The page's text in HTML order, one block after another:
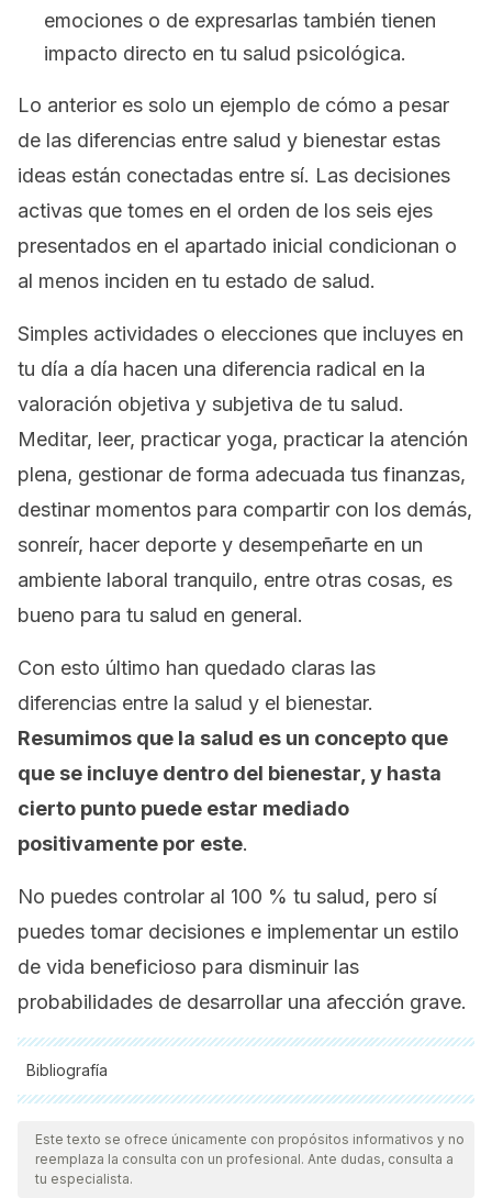
emociones o de expresarlas también tienen
impacto directo en tu salud psicológica.
Lo anterior es solo un ejemplo de cómo a pesar
de las diferencias entre salud y bienestar estas
ideas están conectadas entre sí. Las decisiones
activas que tomes en el orden de los seis ejes
presentados en el apartado inicial condicionan o
al menos inciden en tu estado de salud.
Simples actividades o elecciones que incluyes en
tu día a día hacen una diferencia radical en la
valoración objetiva y subjetiva de tu salud.
Meditar, leer, practicar yoga, practicar la atención
plena, gestionar de forma adecuada tus finanzas,
destinar momentos para compartir con los demás,
sonreír, hacer deporte y desempeñarte en un
ambiente laboral tranquilo, entre otras cosas, es
bueno para tu salud en general.
Con esto último han quedado claras las
diferencias entre la salud y el bienestar.
Resumimos que la salud es un concepto que
que se incluye dentro del bienestar, y hasta
cierto punto puede estar mediado
positivamente por este.
No puedes controlar al 100 % tu salud, pero sí
puedes tomar decisiones e implementar un estilo
de vida beneficioso para disminuir las
probabilidades de desarrollar una afección grave.
Bibliografía
Todas las fuentes citadas fueron revisadas a profundidad por
nuestro equipo, para asegurar su calidad, confiabilidad,
vigencia y validez.La bibliografía de este artículo fue
Este texto se ofrece únicamente con propósitos informativos y no
reemplaza la consulta con un profesional. Ante dudas, consulta a
tu especialista.